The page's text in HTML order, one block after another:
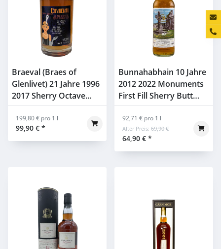
Braeval (Braes of
Glenlivet) 21 Jahre 1996
2017 Sherry Octave
Finish 52,8% 0,5l
99,90 € *
199,80 € pro 1 l
Bunnahabhain 10 Jahre
2012 2022 Monuments
First Fill Sherry Butt
#900778 Signatory 43%
0,7l
64,90 € *
92,71 € pro 1 l
Alter Preis: 69,90 €